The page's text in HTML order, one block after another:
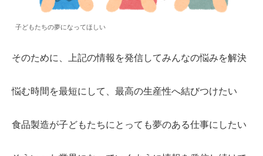
子どもたちの夢になってほしい
そのために、上記の情報を発信してみんなの悩みを解決
悩む時間を最短にして、最高の生産性へ結びつけたい
食品製造が子どもたちにとっても夢のある仕事にしたい